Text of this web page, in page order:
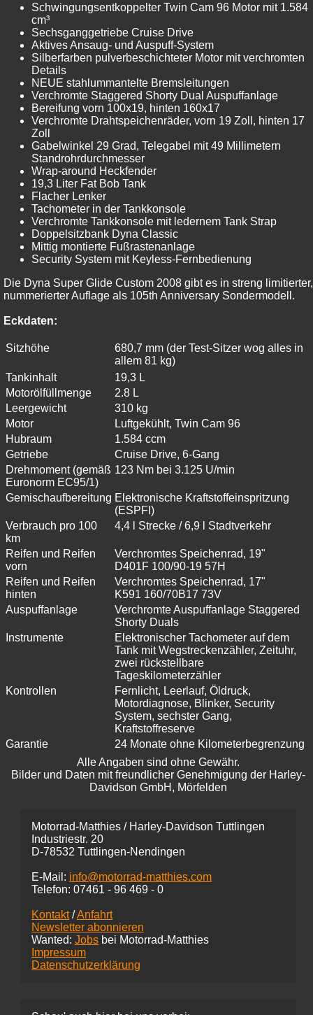
Schwingungsentkoppelter Twin Cam 96 Motor mit 1.584
cm³
Sechsganggetriebe Cruise Drive
Aktives Ansaug- und Auspuff-System
Silberfarben pulverbeschichteter Motor mit verchromten
Details
NEUE stahlummantelte Bremsleitungen
Verchromte Staggered Shorty Dual Auspuffanlage
Bereifung vorn 100x19, hinten 160x17
Verchromte Drahtspeichenräder, vorn 19 Zoll, hinten 17
Zoll
Gabelwinkel 29 Grad, Telegabel mit 49 Millimetern
Standrohrdurchmesser
Wrap-around Heckfender
19,3 Liter Fat Bob Tank
Flacher Lenker
Tachometer in der Tankkonsole
Verchromte Tankkonsole mit ledernem Tank Strap
Doppelsitzbank Dyna Classic
Mittig montierte Fußrastenanlage
Security System mit Keyless-Fernbedienung
Die Dyna Super Glide Custom 2008 gibt es in streng limitierter,
nummerierter Auflage als 105th Anniversary Sondermodell.
Eckdaten:
Sitzhöhe
680,7 mm (der Test-Sitzer wog alles in
allem 81 kg)
Tankinhalt
19,3 L
Motorölfüllmenge
2.8 L
Leergewicht
310 kg
Motor
Luftgekühlt, Twin Cam 96
Hubraum
1.584 ccm
Getriebe
Cruise Drive, 6-Gang
Drehmoment (gemäß
Euronorm EC95/1)
123 Nm bei 3.125 U/min
Gemischaufbereitung Elektronische Kraftstoffeinspritzung
(ESPFI)
Verbrauch pro 100
km
4,4 l Strecke / 6,9 l Stadtverkehr
Reifen und Reifen
vorn
Verchromtes Speichenrad, 19"
D401F 100/90-19 57H
Reifen und Reifen
hinten
Verchromtes Speichenrad, 17"
K591 160/70B17 73V
Auspuffanlage
Verchromte Auspuffanlage Staggered
Shorty Duals
Instrumente
Elektronischer Tachometer auf dem
Tank mit Wegstreckenzähler, Zeituhr,
zwei rückstellbare
Tageskilometerzähler
Kontrollen
Fernlicht, Leerlauf, Öldruck,
Motordiagnose, Blinker, Security
System, sechster Gang,
Kraftstoffreserve
Garantie
24 Monate ohne Kilometerbegrenzung
Alle Angaben sind ohne Gewähr.
Bilder und Daten mit freundlicher Genehmigung der Harley-
Davidson GmbH, Mörfelden
Motorrad-Matthies / Harley-Davidson Tuttlingen
Industriestr. 20
D-78532 Tuttlingen-Nendingen
E-Mail: info@motorrad-matthies.com
Telefon: 07461 - 96 469 - 0
Kontakt/Anfahrt
Newsletter abonnieren
Wanted: Jobs bei Motorrad-Matthies
Impressum
Datenschutzerklärung